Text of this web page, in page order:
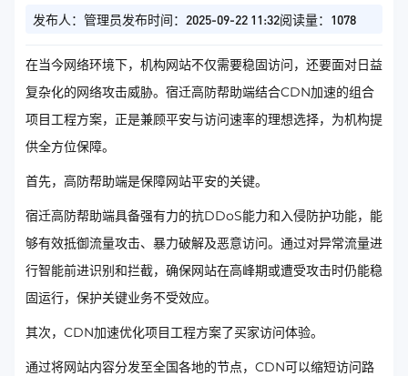
发布人：管理员发布时间：2025-09-22 11:32阅读量：1078
在当今网络环境下，机构网站不仅需要稳固访问，还要面对日益
复杂化的网络攻击威胁。宿迁高防帮助端结合CDN加速的组合
项目工程方案，正是兼顾平安与访问速率的理想选择，为机构提
供全方位保障。
首先，高防帮助端是保障网站平安的关键。
宿迁高防帮助端具备强有力的抗DDoS能力和入侵防护功能，能
够有效抵御流量攻击、暴力破解及恶意访问。通过对异常流量进
行智能前进识别和拦截，确保网站在高峰期或遭受攻击时仍能稳
固运行，保护关键业务不受效应。
其次，CDN加速优化项目工程方案了买家访问体验。
通过将网站内容分发至全国各地的节点，CDN可以缩短访问路